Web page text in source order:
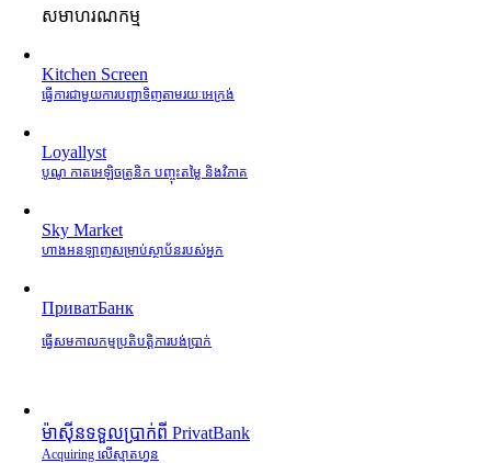
សមាហរណកម្ម
Kitchen Screen
ធ្វើការជាមួយការបញ្ជាទិញតាមរយៈអេក្រង់
Loyallyst
បូណូ កាតអេឡិចត្រូនិក បញ្ចុះតម្លៃ និងវិភាគ
Sky Market
ហាងអនឡាញសម្រាប់ស្ថាប័នរបស់អ្នក
ПриватБанк
ធ្វើសមកាលកម្មប្រតិបត្តិការបង់ប្រាក់
ម៉ាស៊ីនទទួលប្រាក់ពី PrivatBank
Acquiring លើស្មាតហ្វូន